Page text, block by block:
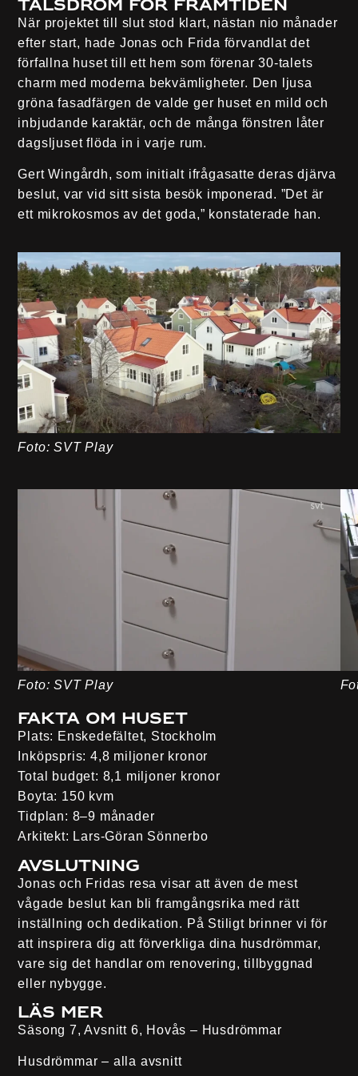
talsdröm för framtiden
När projektet till slut stod klart, nästan nio månader
efter start, hade Jonas och Frida förvandlat det
förfallna huset till ett hem som förenar 30-talets
charm med moderna bekvämligheter. Den ljusa
gröna fasadfärgen de valde ger huset en mild och
inbjudande karaktär, och de många fönstren låter
dagsljuset flöda in i varje rum.
Gert Wingårdh, som initialt ifrågasatte deras djärva
beslut, var vid sitt sista besök imponerad. ”Det är
ett mikrokosmos av det goda,” konstaterade han.
Foto: SVT Play
Foto: SVT Play
Fakta om huset
Plats: Enskedefältet, Stockholm
Inköpspris: 4,8 miljoner kronor
Total budget: 8,1 miljoner kronor
Boyta: 150 kvm
Tidplan: 8–9 månader
Arkitekt: Lars-Göran Sönnerbo
Avslutning
Jonas och Fridas resa visar att även de mest
vågade beslut kan bli framgångsrika med rätt
inställning och dedikation. På Stiligt brinner vi för
att inspirera dig att förverkliga dina husdrömmar,
vare sig det handlar om renovering, tillbyggnad
eller nybygge.
Läs mer
Säsong 7, Avsnitt 6, Hovås – Husdrömmar
Husdrömmar – alla avsnitt